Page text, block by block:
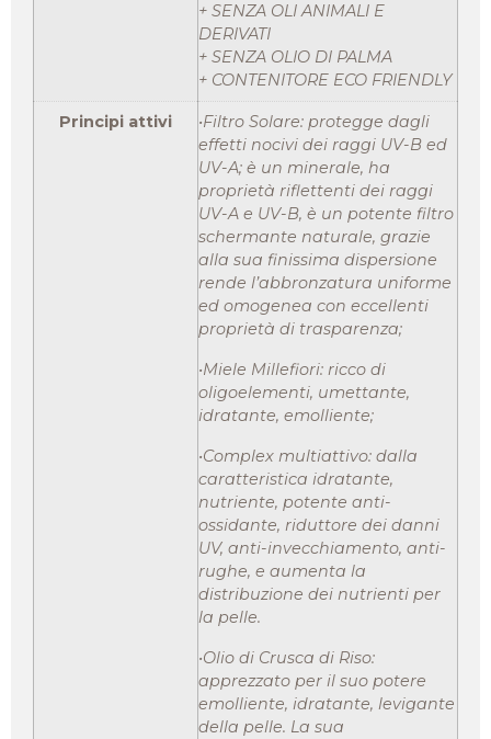
+ SENZA OLI ANIMALI E
DERIVATI
+ SENZA OLIO DI PALMA
+ CONTENITORE ECO FRIENDLY
Principi attivi
•Filtro Solare: protegge dagli
effetti nocivi dei raggi UV-B ed
UV-A; è un minerale, ha
proprietà riflettenti dei raggi
UV-A e UV-B, è un potente filtro
schermante naturale, grazie
alla sua finissima dispersione
rende l’abbronzatura uniforme
ed omogenea con eccellenti
proprietà di trasparenza;
•Miele Millefiori: ricco di
oligoelementi, umettante,
idratante, emolliente;
•Complex multiattivo: dalla
caratteristica idratante,
nutriente, potente anti-
ossidante, riduttore dei danni
UV, anti-invecchiamento, anti-
rughe, e aumenta la
distribuzione dei nutrienti per
la pelle.
•Olio di Crusca di Riso:
apprezzato per il suo potere
emolliente, idratante, levigante
della pelle. La sua